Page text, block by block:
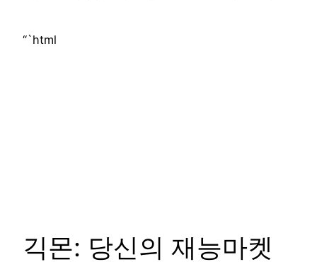
“`html
긱몬: 당신의 재능마켓